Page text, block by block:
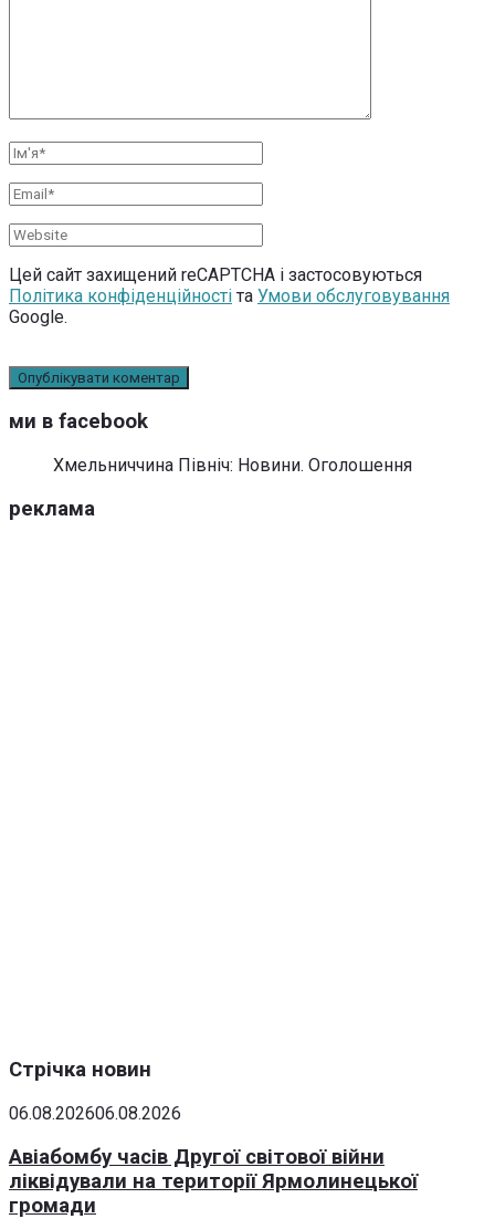
Цей сайт захищений reCAPTCHA і застосовуються
Політика конфіденційності та Умови обслуговування
Google.
ми в facebook
Хмельниччина Північ: Новини. Оголошення
реклама
Стрічка новин
06.08.202606.08.2026
Авіабомбу часів Другої світової війни
ліквідували на території Ярмолинецької
громади